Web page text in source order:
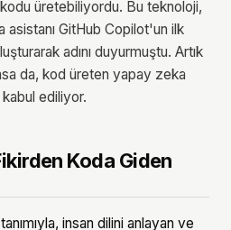
üretebiliyordu. Bu teknoloji,
GitHub Copilot'un ilk
adını duyurmuştu. Artık
da, kod üreten yapay zeka
kabul ediliyor.
Koda Giden
insan dilini anlayan ve